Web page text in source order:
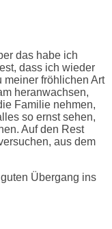
das habe ich
dass ich wieder
meiner fröhlichen Art
heranwachsen,
Familie nehmen,
so ernst sehen,
Auf den Rest
aus dem
Übergang ins